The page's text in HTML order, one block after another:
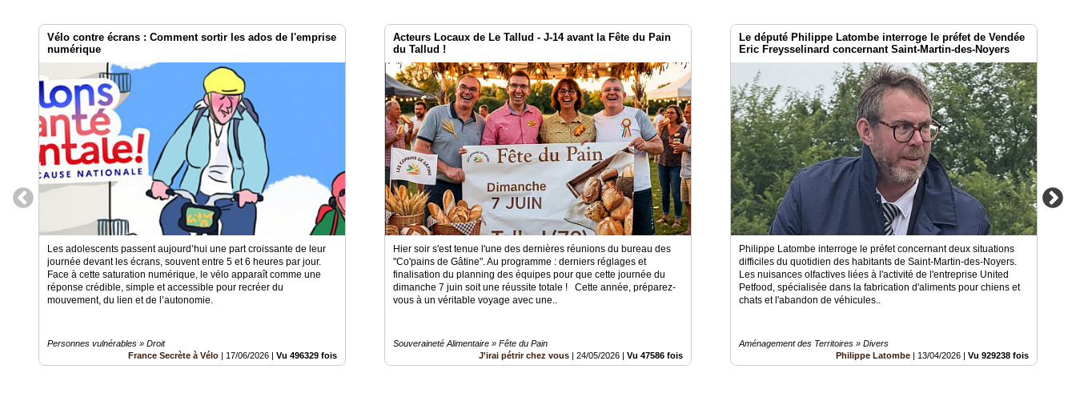
Vélo contre écrans : Comment sortir les ados de l'emprise
numérique
Les adolescents passent aujourd’hui une part croissante de leur
journée devant les écrans, souvent entre 5 et 6 heures par jour.
Face à cette saturation numérique, le vélo apparaît comme une
réponse crédible, simple et accessible pour recréer du
mouvement, du lien et de l’autonomie.
Personnes vulnérables » Droit
France Secrète à Vélo
17/06/2026 Vu 496329 fois
Acteurs Locaux de Le Tallud - J-14 avant la Fête du Pain
du Tallud !
Hier soir s'est tenue l'une des dernières réunions du bureau des
"Co'pains de Gâtine". Au programme : derniers réglages et
finalisation du planning des équipes pour que cette journée du
dimanche 7 juin soit une réussite totale !​​​​​​​ ​Cette année, préparez-
vous à un véritable voyage avec une..
Souveraineté Alimentaire » Fête du Pain
J'irai pétrir chez vous
24/05/2026 Vu 47586 fois
Le député Philippe Latombe interroge le préfet de Vendée
Eric Freysselinard concernant Saint-Martin-des-Noyers
Philippe Latombe interroge le préfet concernant deux situations
difficiles du quotidien des habitants de Saint-Martin-des-Noyers.
Les nuisances olfactives liées à l'activité de l'entreprise United
Petfood, spécialisée dans la fabrication d'aliments pour chiens et
chats et l'abandon de véhicules..
Aménagement des Territoires » Divers
Philippe Latombe
13/04/2026 Vu 929238 fois